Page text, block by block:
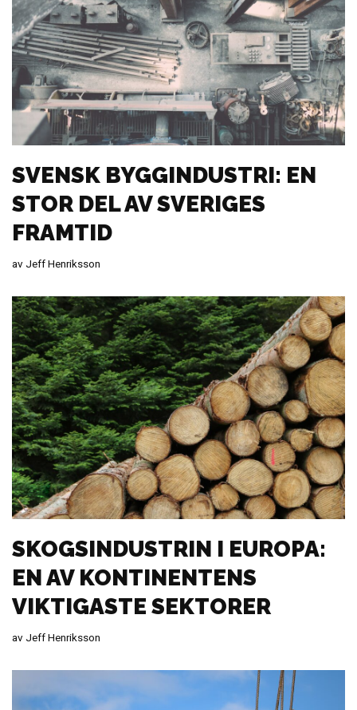
SVENSK BYGGINDUSTRI: EN
STOR DEL AV SVERIGES
FRAMTID
avJeff Henriksson
SKOGSINDUSTRIN I EUROPA:
EN AV KONTINENTENS
VIKTIGASTE SEKTORER
avJeff Henriksson